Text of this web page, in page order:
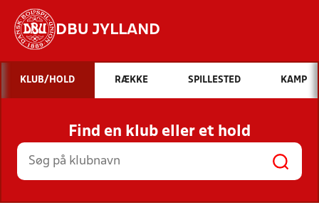
DBU JYLLAND
Hvad vil du søge efter?
INDHOLD OG NYHEDER
STILLINGER, RESULTATER, KLUBBER OG
HOLD
KLUB/HOLD RÆKKE SPILLESTED KAMP
Find en klub eller et hold